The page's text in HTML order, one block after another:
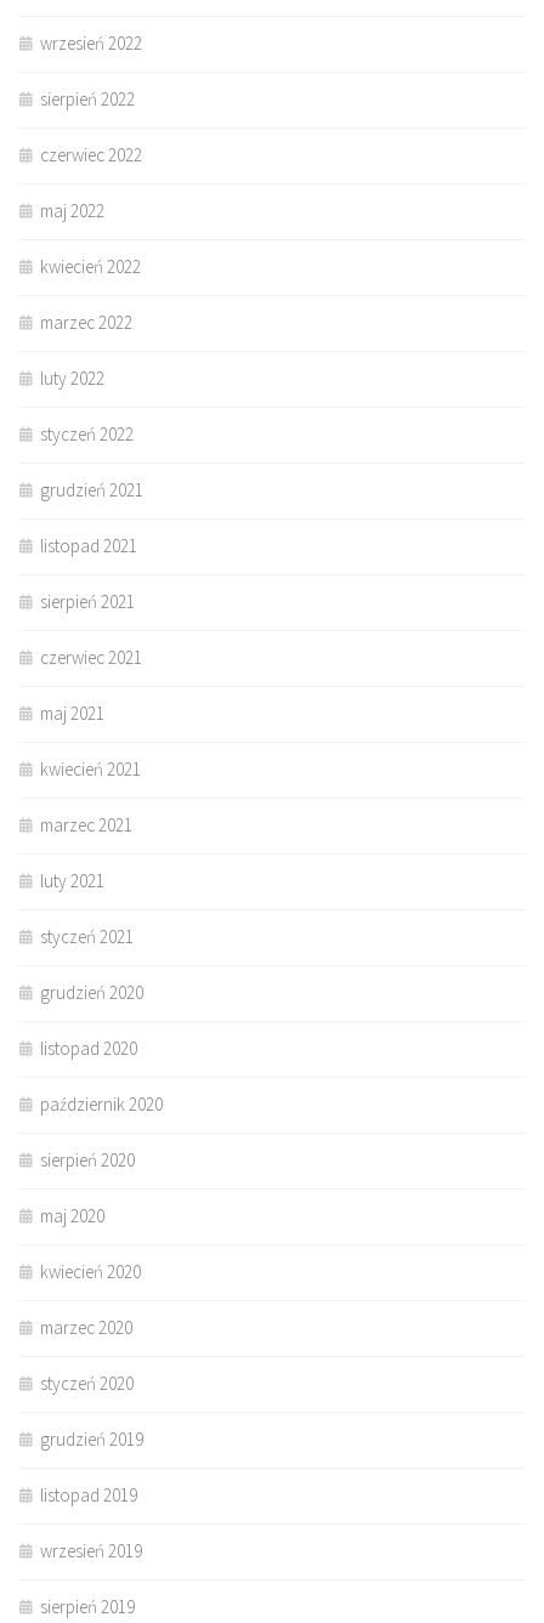
wrzesień 2022
sierpień 2022
czerwiec 2022
maj 2022
kwiecień 2022
marzec 2022
luty 2022
styczeń 2022
grudzień 2021
listopad 2021
sierpień 2021
czerwiec 2021
maj 2021
kwiecień 2021
marzec 2021
luty 2021
styczeń 2021
grudzień 2020
listopad 2020
październik 2020
sierpień 2020
maj 2020
kwiecień 2020
marzec 2020
styczeń 2020
grudzień 2019
listopad 2019
wrzesień 2019
sierpień 2019